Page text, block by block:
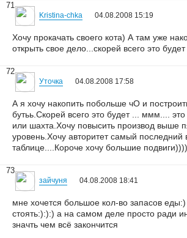
71
Kristina-chka 04.08.2008 15:19
Хочу прокачать своего кота) А там уже
открыть свое дело...скорей всего это
72
Уточка 04.08.2008 17:58
А я хочу накопить побольше чО и
бутьь.Скорей всего это будет ... ммм....
или шахта.Хочу повысить производ выше
уровень.Хочу авторитет самый последний
таблице....Короче хочу большие
73
зайчуня 04.08.2008 18:41
мне хочется большое кол-во запасов
стоять:):):) а на самом деле просто ради
значть чем всё закончится